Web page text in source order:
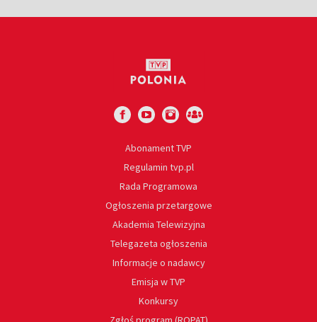
Abonament TVP
Regulamin tvp.pl
Rada Programowa
Ogłoszenia przetargowe
Akademia Telewizyjna
Telegazeta ogłoszenia
Informacje o nadawcy
Emisja w TVP
Konkursy